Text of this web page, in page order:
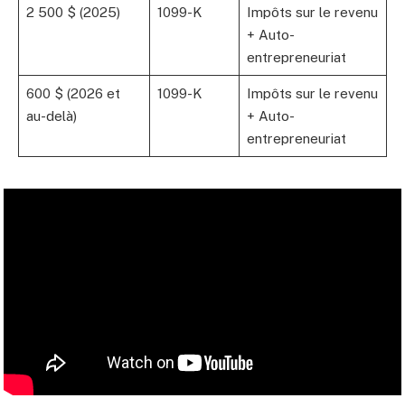
2 500 $ (2025) 1099-K
Impôts sur le revenu
+ Auto-
entrepreneuriat
600 $ (2026 et
au-delà)
1099-K
Impôts sur le revenu
+ Auto-
entrepreneuriat